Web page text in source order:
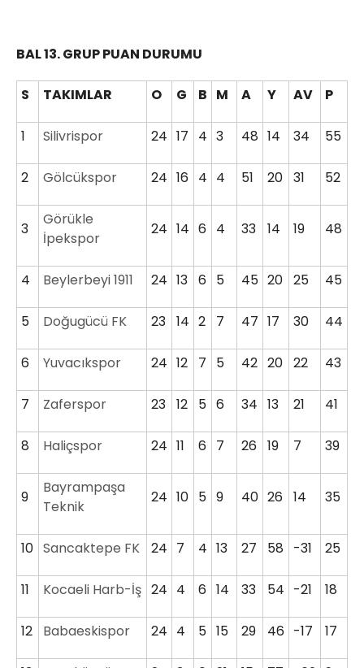
BAL 13. GRUP PUAN DURUMU
S TAKIMLAR O G B M A Y AV P
1 Silivrispor 24 17 4 3 48 14 34 55
2 Gölcükspor 24 16 4 4 51 20 31 52
3
Görükle
İpekspor
24 14 6 4 33 14 19 48
4 Beylerbeyi 1911 24 13 6 5 45 20 25 45
5 Doğugücü FK 23 14 2 7 47 17 30 44
6 Yuvacıkspor 24 12 7 5 42 20 22 43
7 Zaferspor 23 12 5 6 34 13 21 41
8 Haliçspor 24 11 6 7 26 19 7 39
9
Bayrampaşa
Teknik
24 10 5 9 40 26 14 35
10 Sancaktepe FK 24 7 4 13 27 58 -31 25
11 Kocaeli Harb-İş 24 4 6 14 33 54 -21 18
12 Babaeskispor 24 4 5 15 29 46 -17 17